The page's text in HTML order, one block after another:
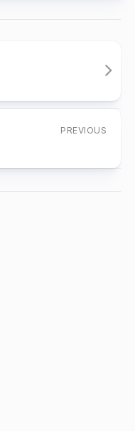
PREVIOUS